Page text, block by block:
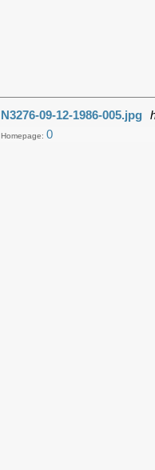
N3276-09-12-1986-005.jpg
Homepage: 0